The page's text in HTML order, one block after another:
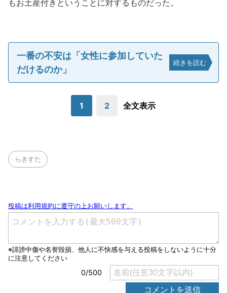
もお土産付きということに対するものだった。
一番の不安は「女性に参加していた
だけるのか」
続きを読む
1 2 全文表示
らきすた